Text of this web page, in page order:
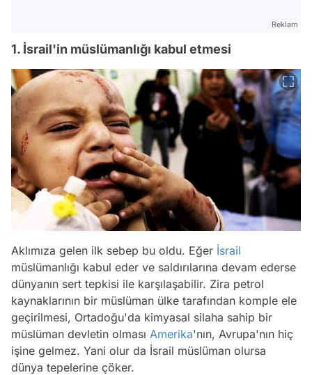
Reklam
1. İsrail'in müslümanlığı kabul etmesi
Aklımıza gelen ilk sebep bu oldu. Eğer İsrail
müslümanlığı kabul eder ve saldırılarına devam ederse
dünyanın sert tepkisi ile karşılaşabilir. Zira petrol
kaynaklarının bir müslüman ülke tarafından komple ele
geçirilmesi, Ortadoğu'da kimyasal silaha sahip bir
müslüman devletin olması Amerika'nın, Avrupa'nın hiç
işine gelmez. Yani olur da İsrail müslüman olursa
dünya tepelerine çöker.